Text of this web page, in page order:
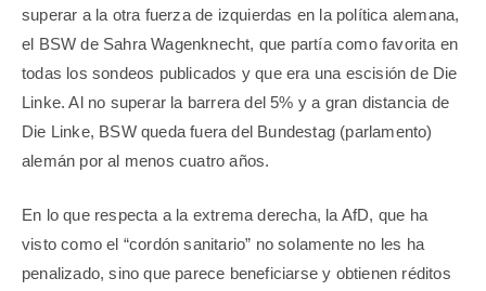
superar a la otra fuerza de izquierdas en la política alemana,
el BSW de Sahra Wagenknecht, que partía como favorita en
todas los sondeos publicados y que era una escisión de Die
Linke. Al no superar la barrera del 5% y a gran distancia de
Die Linke, BSW queda fuera del Bundestag (parlamento)
alemán por al menos cuatro años.
En lo que respecta a la extrema derecha, la AfD, que ha
visto como el “cordón sanitario” no solamente no les ha
penalizado, sino que parece beneficiarse y obtienen réditos